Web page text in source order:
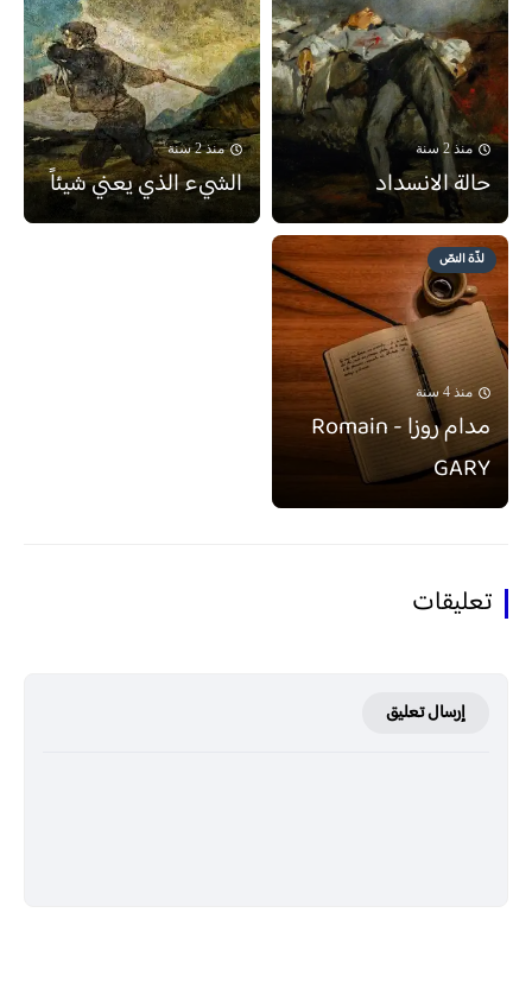
منذ 2 سنة
حالة الانسداد
منذ 2 سنة
الشيء الذي يعني شيئاً
لذّة النصّ
منذ 4 سنة
مدام روزا - Romain
GARY
تعليقات
إرسال تعليق